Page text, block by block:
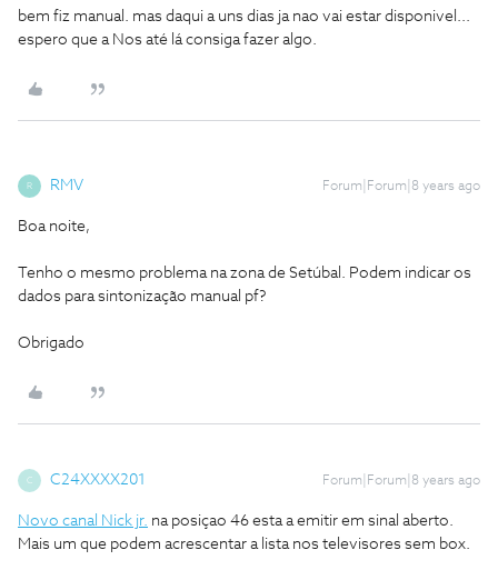
bem fiz manual. mas daqui a uns dias ja nao vai estar disponivel...
espero que a Nos até lá consiga fazer algo.
R RMV Forum|Forum|8 years ago
Boa noite,
Tenho o mesmo problema na zona de Setúbal. Podem indicar os
dados para sintonização manual pf?
Obrigado
C C24XXXX201 Forum|Forum|8 years ago
Novo canal Nick jr. na posiçao 46 esta a emitir em sinal aberto.
Mais um que podem acrescentar a lista nos televisores sem box.